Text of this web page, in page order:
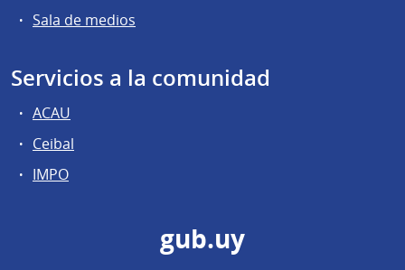
Sala de medios
Servicios a la comunidad
ACAU
Ceibal
IMPO
gub.uy